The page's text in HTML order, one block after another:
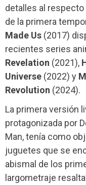
detalles al
de la primera
Made Us (2017)
recientes series
Revelation (2021),
Universe (2022) y
Revolution (2024).
La primera versión
protagonizada por
Man, tenía como
juguetes que se
abismal de los
largometraje